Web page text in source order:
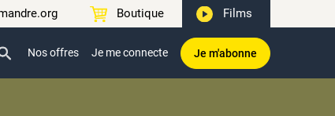
Boutique Films
Nos offres Je me connecte Je m'abonne